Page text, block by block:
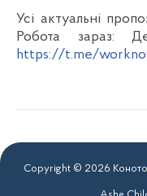
Усі актуальні
Робота зараз:
https://t.me/
Copyright © 2026